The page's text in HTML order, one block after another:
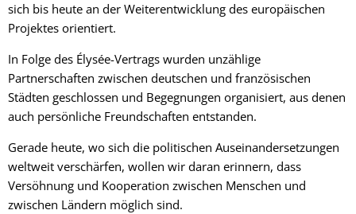
sich bis heute an der Weiterentwicklung des europäischen
Projektes orientiert.
In Folge des Élysée-Vertrags wurden unzählige
Partnerschaften zwischen deutschen und französischen
Städten geschlossen und Begegnungen organisiert, aus denen
auch persönliche Freundschaften entstanden.
Gerade heute, wo sich die politischen Auseinandersetzungen
weltweit verschärfen, wollen wir daran erinnern, dass
Versöhnung und Kooperation zwischen Menschen und
zwischen Ländern möglich sind.